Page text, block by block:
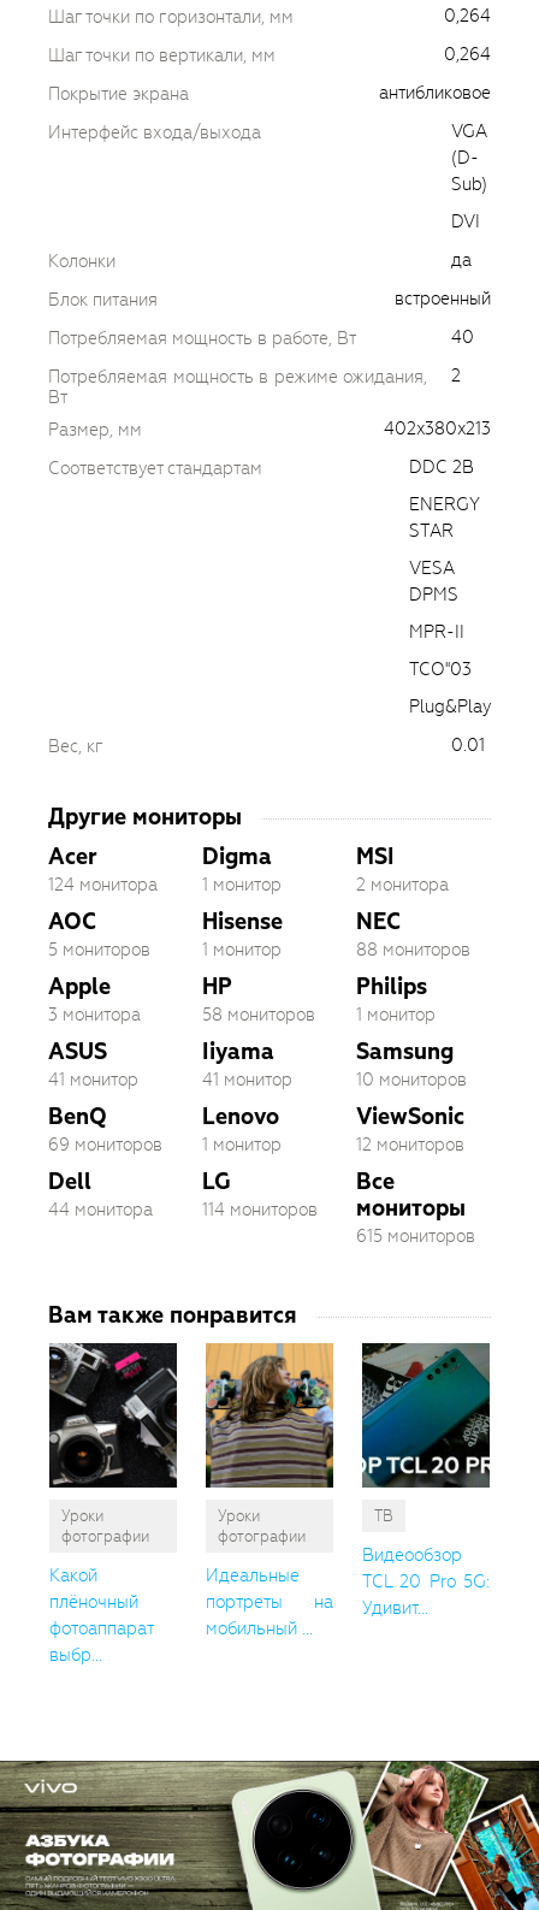
Шаг точки по горизонтали, мм
0,264
Шаг точки по вертикали, мм
0,264
Покрытие экрана
антибликовое
Интерфейс входа/выхода
VGA
(D-
Sub)
DVI
Колонки
да
Блок питания
встроенный
Потребляемая мощность в работе, Вт
40
Потребляемая мощность в режиме ожидания,
Вт
2
Размер, мм
402x380x213
Соответствует стандартам
DDC 2B
ENERGY
STAR
VESA
DPMS
MPR-II
TCO''03
Plug&Play
Вес, кг
0.01
Другие мониторы
Acer
124 монитора
AOC
5 мониторов
Apple
3 монитора
ASUS
41 монитор
BenQ
69 мониторов
Dell
44 монитора
Digma
1 монитор
Hisense
1 монитор
HP
58 мониторов
Iiyama
41 монитор
Lenovo
1 монитор
LG
114 мониторов
MSI
2 монитора
NEC
88 мониторов
Philips
1 монитор
Samsung
10 мониторов
ViewSonic
12 мониторов
Все
мониторы
615 мониторов
Вам также понравится
Уроки
фотографии
Какой
плёночный
фотоаппарат
выбр...
Уроки
фотографии
Идеальные
портреты на
мобильный ...
ТВ
Видеообзор
TCL 20 Pro 5G:
Удивит...